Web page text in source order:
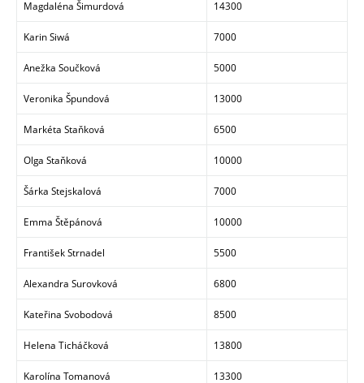
Magdaléna Šimurdová 14300
Karin Siwá 7000
Anežka Součková 5000
Veronika Špundová 13000
Markéta Staňková 6500
Olga Staňková 10000
Šárka Stejskalová 7000
Emma Štěpánová 10000
František Strnadel 5500
Alexandra Surovková 6800
Kateřina Svobodová 8500
Helena Ticháčková 13800
Karolína Tomanová 13300